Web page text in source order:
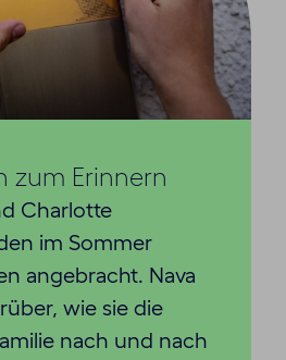
zum Erinnern
Charlotte
im Sommer
angebracht. Nava
wie sie die
nach und nach